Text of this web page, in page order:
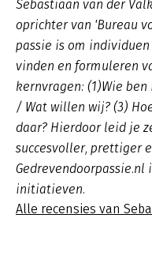
Sebastiaan van der
oprichter van 'Bureau
passie is om
vinden en formuleren
kernvragen: (1)Wie
/ Wat willen wij? (3)
daar? Hierdoor leid je
succesvoller, prettiger
initiatieven.
Alle recensies van